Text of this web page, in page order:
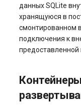
данных SQLite
хранящуюся в
смонтированном в
подключения к